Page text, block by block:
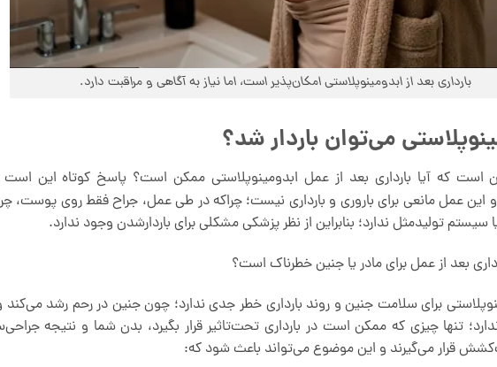
بارداری بعد از ابدومینوپلاستی امکان‌پذیر است، اما نیاز به آگاهی و مراقبت دارد.
می‌توان باردار شد؟
است که آیا بارداری بعد از عمل ابدومینوپلاستی ممکن است؟ پاسخ کوتاه این است
این عمل مانعی برای باروری و بارداری نیست؛ چراکه در طی عمل، جراح فقط روی
سیستم تولیدمثل ندارد؛ بنابراین از نظر پزشکی مشکلی برای باردارشدن وجود ندارد.
بعد از عمل برای مادر یا جنین خطرناک است؟
برای سلامت جنین و روند بارداری خطر جدی ندارد؛ چون جنین در رحم رشد
تنها چیزی که ممکن است در بارداری تحت‌تاثیر قرار بگیرد، بدن شما و نتیجه
قرار می‌گیرند و این موضوع می‌تواند باعث شود که: